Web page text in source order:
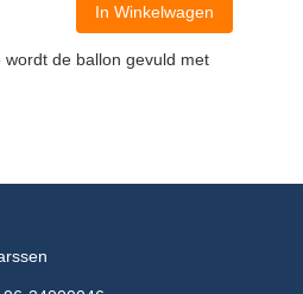
In Winkelwagen
de ballon gevuld met